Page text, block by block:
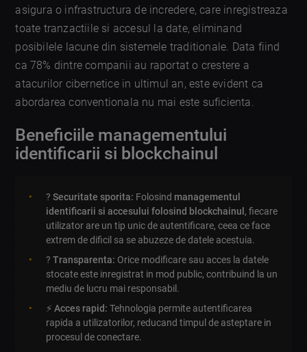
asigura o infrastructura de incredere, care inregistreaza
toate tranzactiile si accesul la date, eliminand
posibilele lacune din sistemele traditionale. Data fiind
ca 78% dintre companii au raportat o crestere a
atacurilor cibernetice in ultimul an, este evident ca
abordarea conventionala nu mai este suficienta.
Beneficiile managementului
identificarii si blockchainul
?Securitate sporita: Folosind managementul
identificarii si accesului folosind blockchainul , fiecare
utilizator are un tip unic de autentificare, ceea ce face
extrem de dificil sa se abuzeze de datele acestuia.
?Transparenta: Orice modificare sau acces la datele
stocate este inregistrat in mod public, contribuind la un
mediu de lucru mai responsabil.
⚡Acces rapid: Tehnologia permite autentificarea
rapida a utilizatorilor, reducand timpul de asteptare in
procesul de conectare.